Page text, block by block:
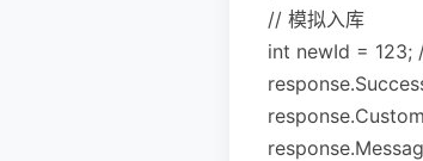
// 模拟入库
int newId = 123;